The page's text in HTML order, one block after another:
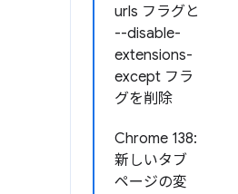
urls フラグと
--disable-
extensions-
except フラ
グを削除
Chrome 138:
新しいタブ
ページの変